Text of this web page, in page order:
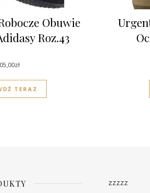
Obuwie
Roz.43
zł
TERAZ
zzzzz